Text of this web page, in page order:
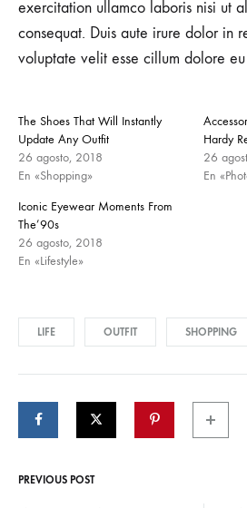
exercitation ullamco laboris nisi ut
consequat. Duis aute irure dolor in
voluptate velit esse cillum dolore
The Shoes That Will Instantly
Update Any Outfit
26 agosto, 2018
En «Shopping»
Hardy
26
En
Iconic Eyewear Moments From
The’90s
26 agosto, 2018
En «Lifestyle»
LIFE OUTFIT SHOPPING
PREVIOUS POST